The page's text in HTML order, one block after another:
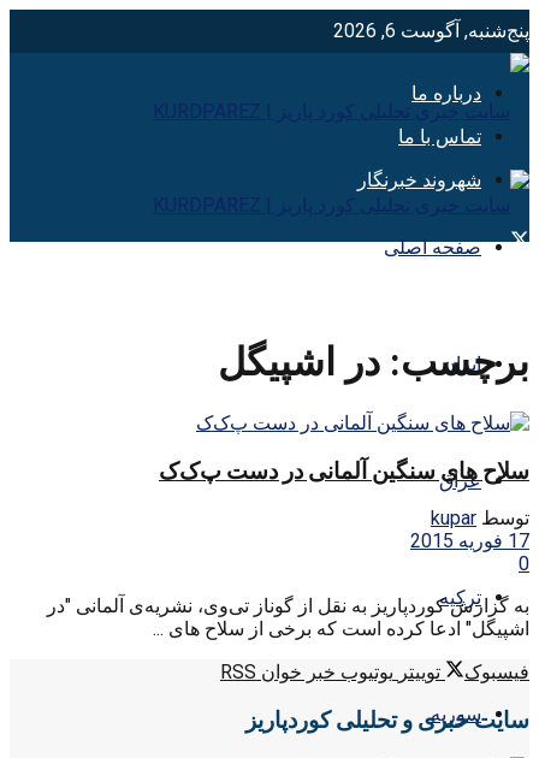
پنج‌شنبه, آگوست 6, 2026
درباره ما
تماس با ما
شهروند خبرنگار
صفحه اصلی
ایران
عراق
ترکیه
سوریه
برچسب: در اشپيگل
سلاح های سنگین آلمانی در دست پ‌ک‌ک
توسط kupar
17 فوریه 2015
0
به گزارش کوردپاریز به نقل از گوناز تی‌وی، نشریه‌ی آلمانی "در
اشپیگل" ادعا کرده است که برخی از سلاح های ...
فیسبوک
توییتر یوتیوب خبر خوان RSS
سایت خبری و تحلیلی کوردپاریز